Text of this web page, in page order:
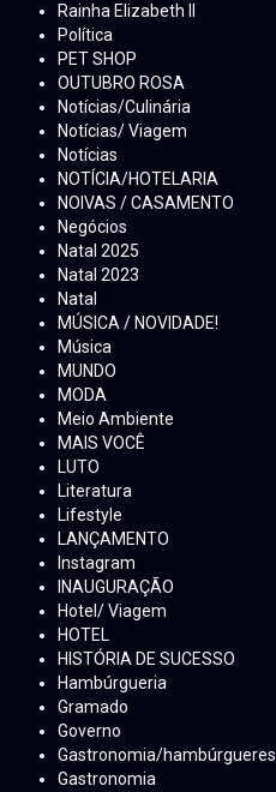
Rainha Elizabeth ll
Política
PET SHOP
OUTUBRO ROSA
Notícias/Culinária
Notícias/ Viagem
Notícias
NOTÍCIA/HOTELARIA
NOIVAS / CASAMENTO
Negócios
Natal 2025
Natal 2023
Natal
MÚSICA / NOVIDADE!
Música
MUNDO
MODA
Meio Ambiente
MAIS VOCÊ
LUTO
Literatura
Lifestyle
LANÇAMENTO
Instagram
INAUGURAÇÃO
Hotel/ Viagem
HOTEL
HISTÓRIA DE SUCESSO
Hambúrgueria
Gramado
Governo
Gastronomia/hambúrgueres
Gastronomia